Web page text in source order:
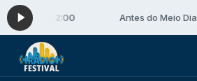
às 12:00 Antes do Meio Dia